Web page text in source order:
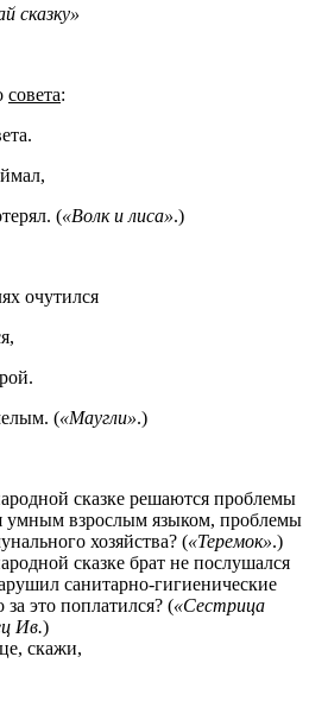
сказку»
совета:
(«Волк и лиса».)
очутился
(«Маугли».)
сказке решаются проблемы
умным взрослым языком, проблемы
хозяйства? («Теремок».)
сказке брат не послушался
санитарно-гигиенические
это поплатился? («Сестрица
Ив.)
скажи,